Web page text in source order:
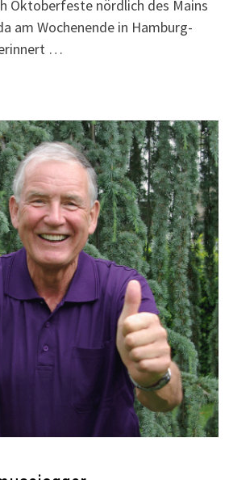
Oktoberfeste nördlich des Mains
am Wochenende in Hamburg-
…